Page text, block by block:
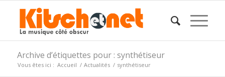
Archive d’étiquettes pour : synthétiseur
Vous êtes ici : Accueil / Actualités / synthétiseur